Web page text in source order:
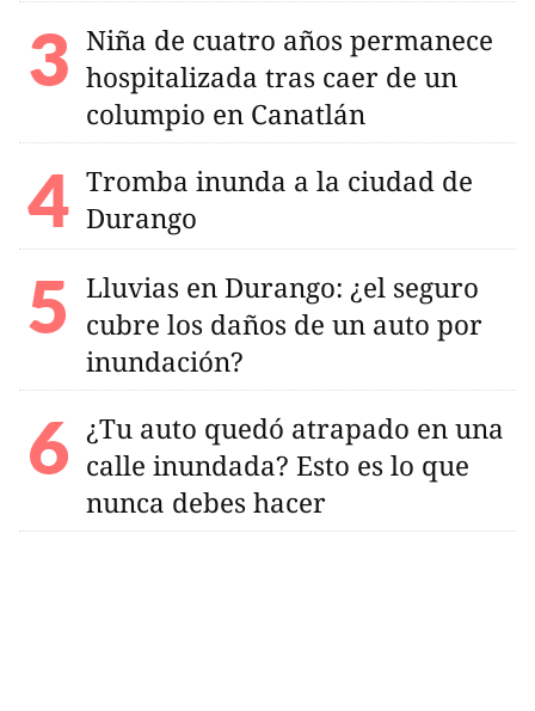
Niña de cuatro años permanece
hospitalizada tras caer de un
columpio en Canatlán
Tromba inunda a la ciudad de
Durango
Lluvias en Durango: ¿el seguro
cubre los daños de un auto por
inundación?
¿Tu auto quedó atrapado en una
calle inundada? Esto es lo que
nunca debes hacer